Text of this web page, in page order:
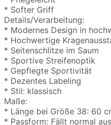
* Softer Griff
Details/Verarbeitung:
* Modernes Design in
* Hochwertige
* Seitenschlitze im Saum
* Sportive Streifenoptik
* Gepflegte Sportivität
* Dezentes Labeling
* Stil: klassisch
Maße:
* Länge bei Größe 38: 60
* Passform: Fällt normal aus